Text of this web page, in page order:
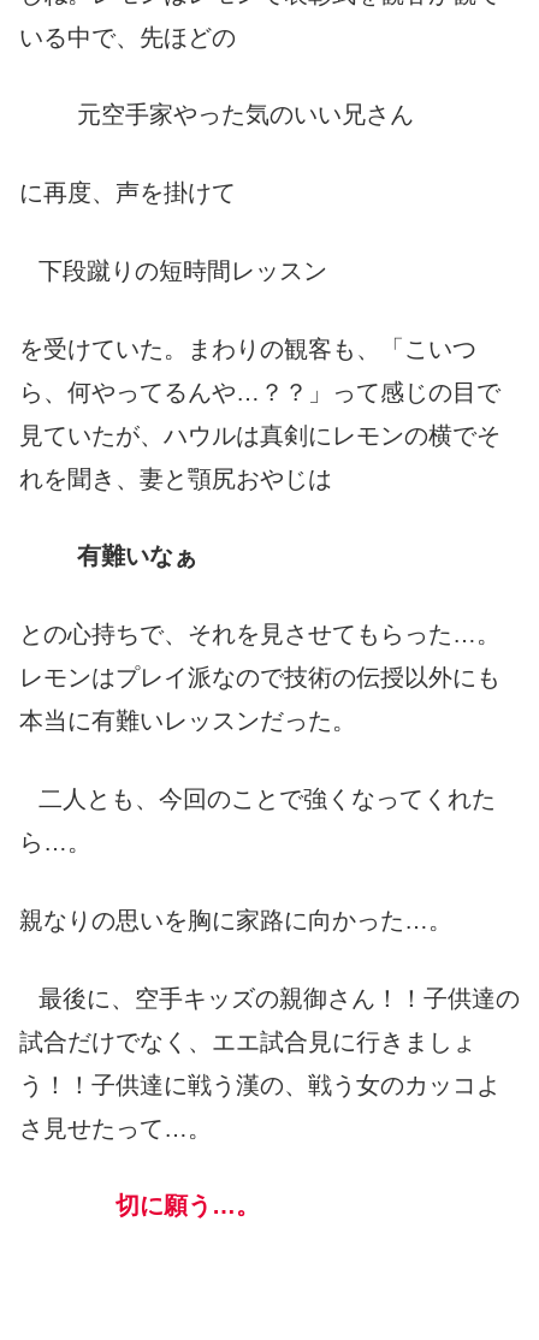
いる中で、先ほどの
元空手家やった気のいい兄さん
に再度、声を掛けて
下段蹴りの短時間レッスン
を受けていた。まわりの観客も、「こいつ
ら、何やってるんや…？？」って感じの目で
見ていたが、ハウルは真剣にレモンの横でそ
れを聞き、妻と顎尻おやじは
有難いなぁ
との心持ちで、それを見させてもらった…。
レモンはプレイ派なので技術の伝授以外にも
本当に有難いレッスンだった。
二人とも、今回のことで強くなってくれた
ら…。
親なりの思いを胸に家路に向かった…。
最後に、空手キッズの親御さん！！子供達の
試合だけでなく、エエ試合見に行きましょ
う！！子供達に戦う漢の、戦う女のカッコよ
さ見せたって…。
切に願う…。